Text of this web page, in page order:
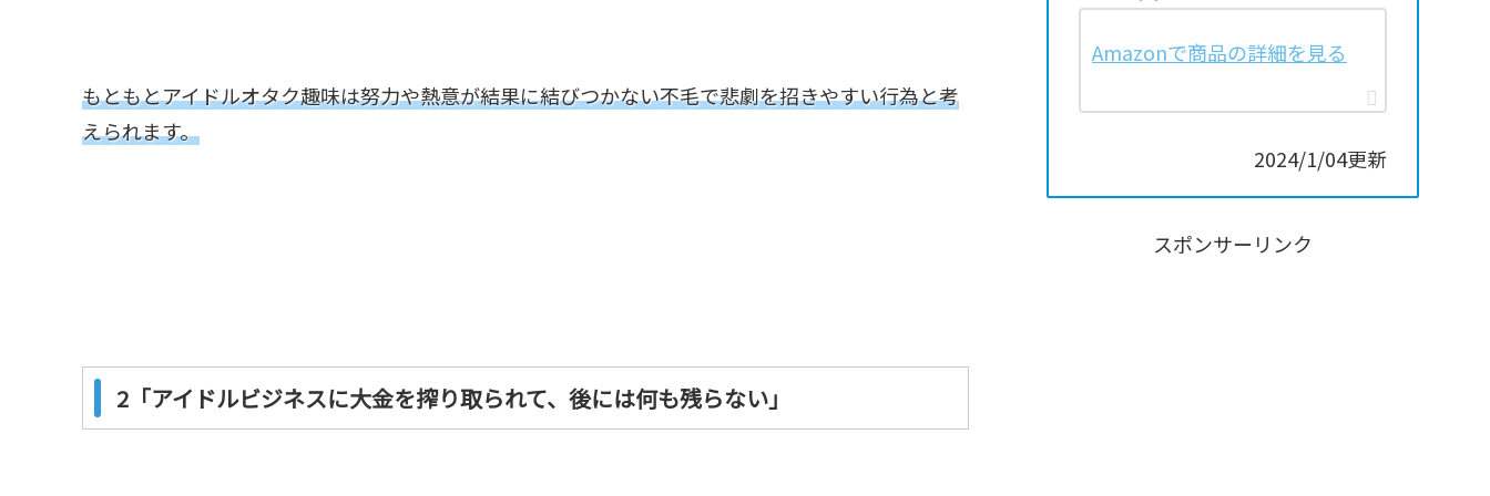
もともとアイドルオタク趣味は努力や熱意が結果に結びつかない不毛で悲劇を招きやすい行為と考
えられます。
2「アイドルビジネスに大金を搾り取られて、後には何も残らない」
Amazonで商品の詳細を見る
2024/1/04更新
スポンサーリンク